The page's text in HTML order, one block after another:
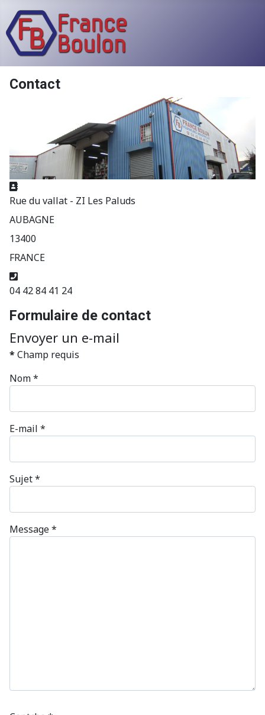
Contact
Adresse
Rue du vallat - ZI Les Paluds
AUBAGNE
13400
FRANCE
Téléphone
04 42 84 41 24
Formulaire de contact
Envoyer un e-mail
*Champ requis
Nom*
E-mail *
Sujet*
Message*